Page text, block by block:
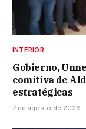
INTERIOR
Gobierno,
comitiva de
estratégicas
7 de agosto de 2026